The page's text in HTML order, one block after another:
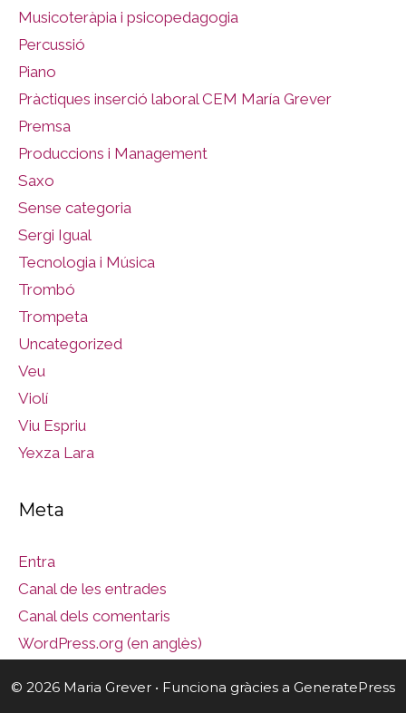
Musicoteràpia i psicopedagogia
Percussió
Piano
Pràctiques inserció laboral CEM María Grever
Premsa
Produccions i Management
Saxo
Sense categoria
Sergi Igual
Tecnologia i Música
Trombó
Trompeta
Uncategorized
Veu
Violí
Viu Espriu
Yexza Lara
Meta
Entra
Canal de les entrades
Canal dels comentaris
WordPress.org (en anglès)
© 2026 Maria Grever • Funciona gràcies a GeneratePress